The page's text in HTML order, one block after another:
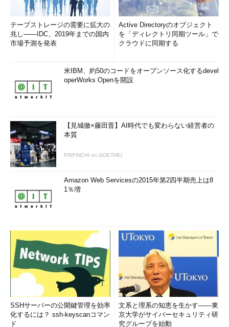
テープストレージの需要に拡大の
兆し――IDC、2019年までの国内
市場予測を発表
Active Directoryのオブジェクト
を「ディレクトリ同期ツール」で
クラウドに同期する
米IBM、約50のコードをオープンソース化するdevel
operWorks Openを開設
【見城徹×藤田晋】AI時代でも変わらない経営者の
本質
PR(FINCHI on GOETHE)
Amazon Web Servicesの2015年第2四半期売上は8
1％増
SSHサーバーの公開鍵管理を効率
化するには？ ssh-keyscanコマン
ド
文系と理系の知恵を生かす――東
京大学がサイバーセキュリティ研
究グループを始動